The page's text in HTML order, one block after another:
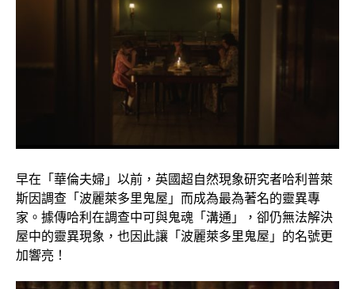
早在「華倫夫婦」以前，英國超自然現象研究者哈利普萊
斯因調查「波麗萊多里鬼屋」而成為最為著名的靈異專
家。據傳哈利在調查中可與鬼魂「溝通」，卻仍無法解決
屋中的靈異現象，也因此讓「波麗萊多里鬼屋」的名號更
加響亮！